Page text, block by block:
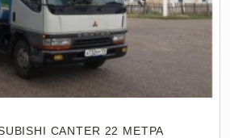
CANTER 22 МЕТРА